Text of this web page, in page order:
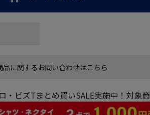
品に関するお問い合わせはこちら
ビズTまとめ買いSALE実施中！対象